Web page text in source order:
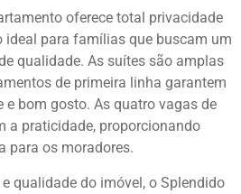
oferece total privacidade
ideal para famílias que buscam um
qualidade. As suítes são amplas
de primeira linha garantem
e bom gosto. As quatro vagas de
a praticidade, proporcionando
para os moradores.
qualidade do imóvel, o Splendido